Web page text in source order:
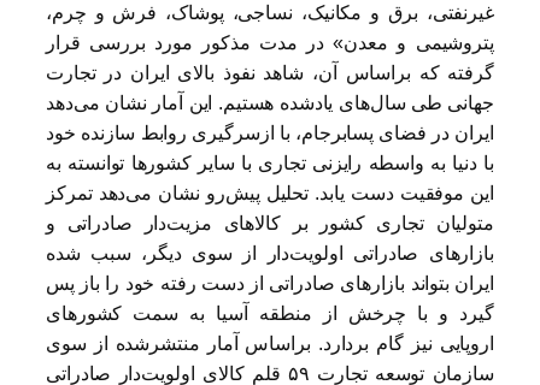
غیرنفتی، برق و مکانیک، نساجی، پوشاک، فرش و چرم،
پتروشیمی و معدن» در مدت مذکور مورد بررسی قرار
گرفته که براساس آن، شاهد نفوذ بالای ایران در تجارت
جهانی طی سال‌های یادشده هستیم. این آمار نشان می‌دهد
ایران در فضای پسابرجام، با ازسرگیری روابط سازنده خود
با دنیا به واسطه رایزنی تجاری با سایر کشورها توانسته به
این موفقیت دست یابد. تحلیل پیش‌رو نشان می‌دهد تمرکز
متولیان تجاری کشور بر کالاهای مزیت‌دار صادراتی و
بازارهای صادراتی اولویت‌دار از سوی دیگر، سبب شده
ایران بتواند بازارهای صادراتی از دست رفته خود را باز پس
گیرد و با چرخش از منطقه آسیا به سمت کشورهای
اروپایی نیز گام بردارد. براساس آمار منتشرشده از سوی
سازمان توسعه تجارت ۵۹ قلم کالای اولویت‌دار صادراتی